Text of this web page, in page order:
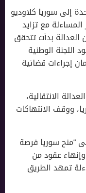
إلى سوريا كلاوديو
مع تزايد
العدالة بدأت تتحقق
اللجنة الوطنية
إجراءات قضائية
الانتقالية،
ووقف الانتهاكات
“منح سوريا فرصة
عقود من
تمهد الطريق